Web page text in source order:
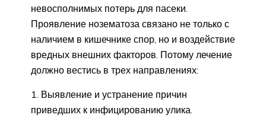
невосполнимых потерь для пасеки.
Проявление нозематоза связано не только с
наличием в кишечнике спор, но и воздействие
вредных внешних факторов. Потому лечение
должно вестись в трех направлениях:
Выявление и устранение причин
приведших к инфицированию улика.